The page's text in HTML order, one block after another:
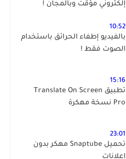
إلكتروني مؤقت وبالمجان !
10:52
بالفيديو إطفاء الحرائق باستخدام
الصوت فقط !
15:16
تطبيق Translate On Screen
Pro نسخة مهكرة
23:01
تحميل Snaptube مهكر بدون
إعلانات